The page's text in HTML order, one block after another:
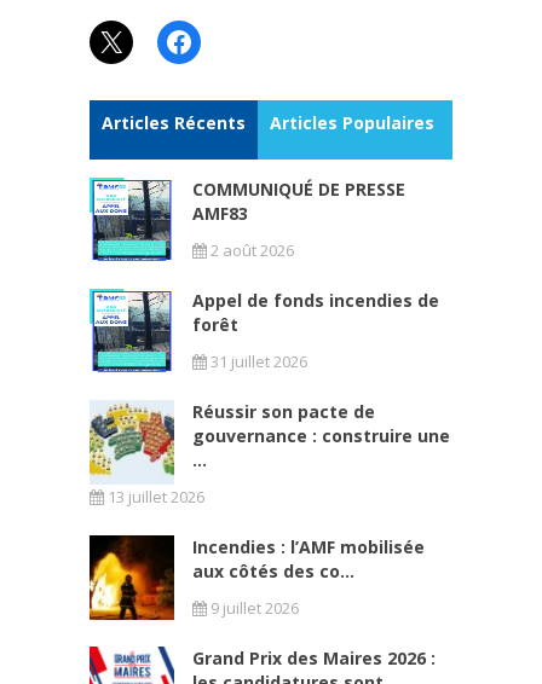
X Facebook
Articles Récents Articles Populaires
COMMUNIQUÉ DE PRESSE
AMF83
2 août 2026
Appel de fonds incendies de
forêt
31 juillet 2026
Réussir son pacte de
gouvernance : construire une
...
13 juillet 2026
Incendies : l’AMF mobilisée
aux côtés des co...
9 juillet 2026
Grand Prix des Maires 2026 :